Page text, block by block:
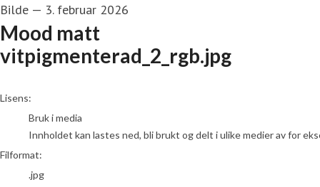
Bilde — 3. februar 2026
Mood matt
vitpigmenterad_2_rgb.jpg
go to media item
Lisens:
Bruk i media
Innholdet kan lastes ned, bli brukt og delt i ulike medier av for
Filformat:
.jpg